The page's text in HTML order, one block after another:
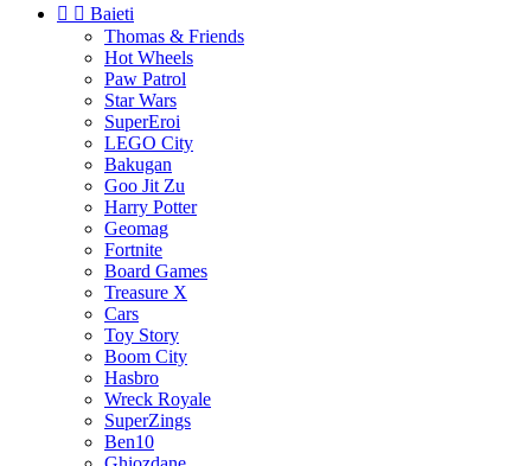
  Baieti
Thomas & Friends
Hot Wheels
Paw Patrol
Star Wars
SuperEroi
LEGO City
Bakugan
Goo Jit Zu
Harry Potter
Geomag
Fortnite
Board Games
Treasure X
Cars
Toy Story
Boom City
Hasbro
Wreck Royale
SuperZings
Ben10